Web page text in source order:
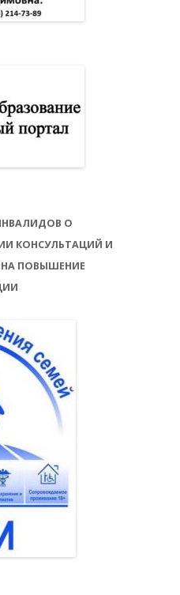
О
КОНСУЛЬТАЦИЙ И
НА ПОВЫШЕНИЕ